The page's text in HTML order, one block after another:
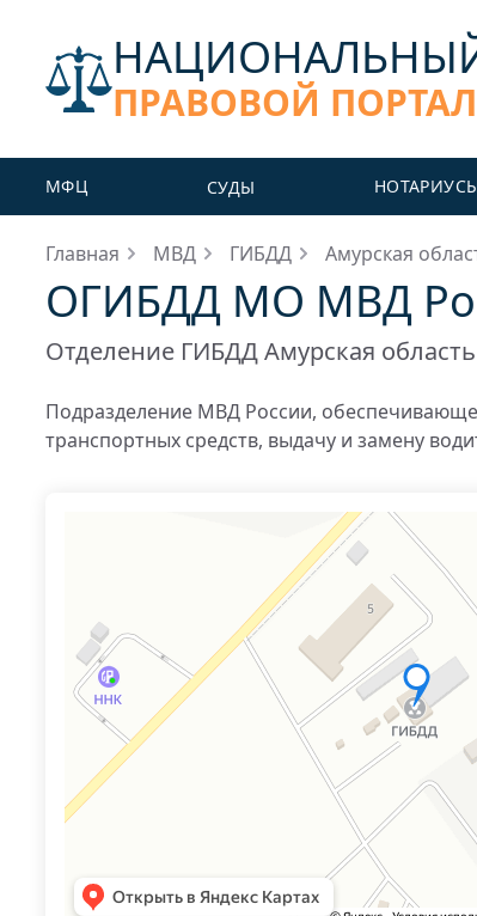
ПРАВОВОЙ ПОРТАЛ
МФЦ СУДЫ
Главная МВД ГИБДД Амурская
ОГИБДД МО МВД
Отделение ГИБДД Амурская область
Подразделение МВД России,
транспортных средств, выдачу и замену